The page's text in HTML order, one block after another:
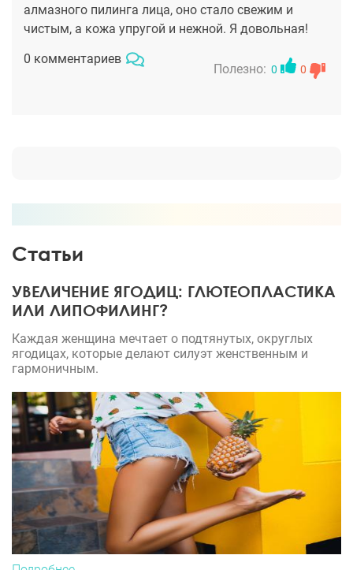
алмазного пилинга лица, оно стало свежим и
чистым, а кожа упругой и нежной. Я довольная!
0 комментариев
Полезно: 0 0
Статьи
УВЕЛИЧЕНИЕ ЯГОДИЦ: ГЛЮТЕОПЛАСТИКА
ИЛИ ЛИПОФИЛИНГ?
Каждая женщина мечтает о подтянутых, округлых
ягодицах, которые делают силуэт женственным и
гармоничным.